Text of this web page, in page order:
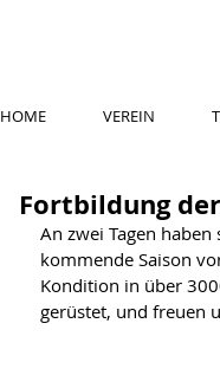
HOME VEREIN
Fortbildung
An zwei Tagen
kommende Saison
Kondition in über
gerüstet, und freuen